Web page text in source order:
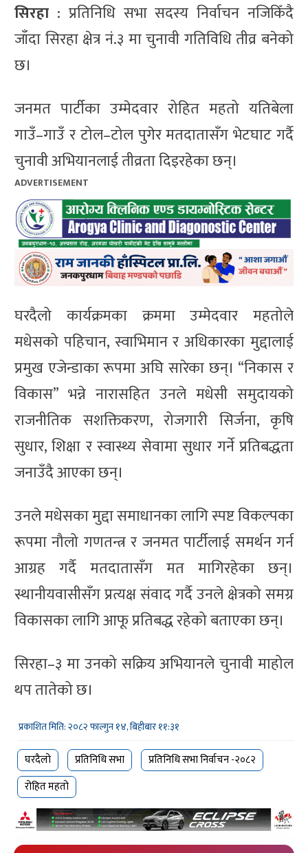
सिरहा : प्रतिनिधि सभा सदस्य निर्वाचन नजिकिँदै
जाँदा सिरहा क्षेत्र नं.३ मा चुनावी गतिविधि तीव्र बनेको
छ।
जनमत पार्टीका उम्मेदवार रोहित महतो यतिबेला
गाउँ–गाउँ र टोल–टोल पुगेर मतदातासँग भेटघाट गर्दै
चुनावी अभियानलाई तीव्रता दिइरहेका छन्।
ADVERTISEMENT
घरदैलो कार्यक्रमका क्रममा उम्मेदवार महतोले
मधेसको पहिचान, स्वाभिमान र अधिकारका मुद्दालाई
प्रमुख एजेन्डाका रूपमा अघि सारेका छन्। “निकास र
विकास” भन्ने नारासहित उनले मधेसी समुदायको
राजनीतिक सशक्तिकरण, रोजगारी सिर्जना, कृषि
सुधार, शिक्षा र स्वास्थ्य सेवामा सुधार गर्ने प्रतिबद्धता
जनाउँदै आएका छन्।
उनले मधेसका मुद्दा समाधानका लागि स्पष्ट विकल्पका
रूपमा नौलो गणतन्त्र र जनमत पार्टीलाई समर्थन गर्न
आग्रह गर्दै मतदातासँग मत मागिरहेका छन्।
स्थानीयवासीसँग प्रत्यक्ष संवाद गर्दै उनले क्षेत्रको समग्र
विकासका लागि आफू प्रतिबद्ध रहेको बताएका छन्।
सिरहा–३ मा उनको सक्रिय अभियानले चुनावी माहोल
थप तातेको छ।
प्रकाशित मिति: २०८२ फाल्गुन १४, बिहीबार ११:३१
घरदैलो प्रतिनिधि सभा
प्रतिनिधि सभा निर्वाचन -२०८२
रोहित महतो